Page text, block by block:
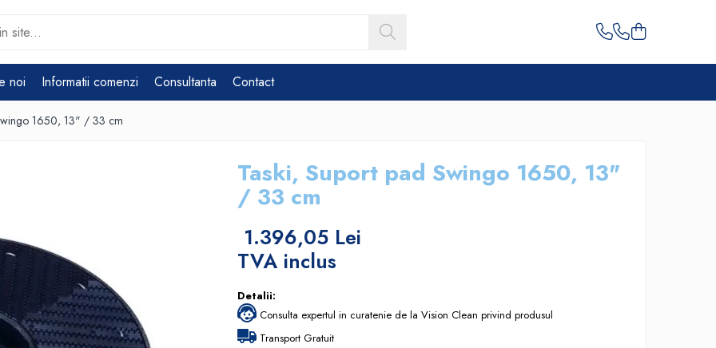
noi Informatii comenzi Consultanta Contact
1650, 13" / 33 cm
Taski, Suport pad Swingo 1650, 13"
/ 33 cm
1.396,05 Lei
TVA inclus
Detalii:
Consulta expertul in curatenie de la Vision Clean privind produsul
Transport Gratuit